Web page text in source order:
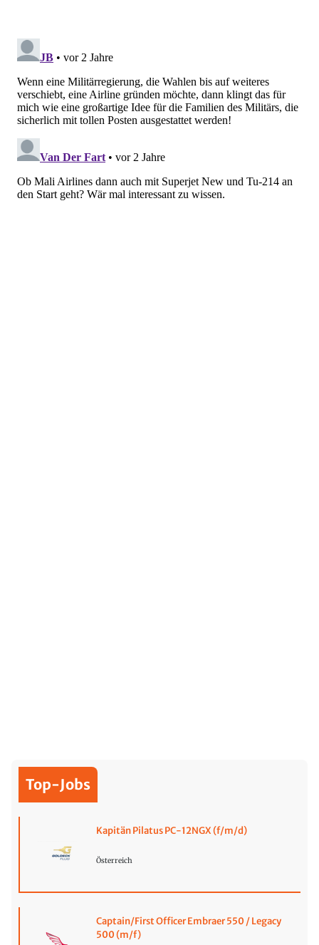
Top-Jobs
Kapitän Pilatus PC-12NGX (f/m/d)
Österreich
Captain/First Officer Embraer 550 / Legacy
500 (m/f)